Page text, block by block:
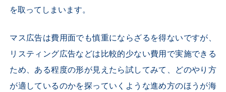
を取ってしまいます。
マス広告は費用面でも慎重にならざるを得ないですが、
リスティング広告などは比較的少ない費用で実施できる
ため、 ある程度の形が見えたら試してみて、どのやり方
が適しているのかを探っていくような進め方のほうが海